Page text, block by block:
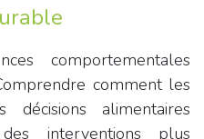
comportementales
comment les
décisions alimentaires
interventions plus